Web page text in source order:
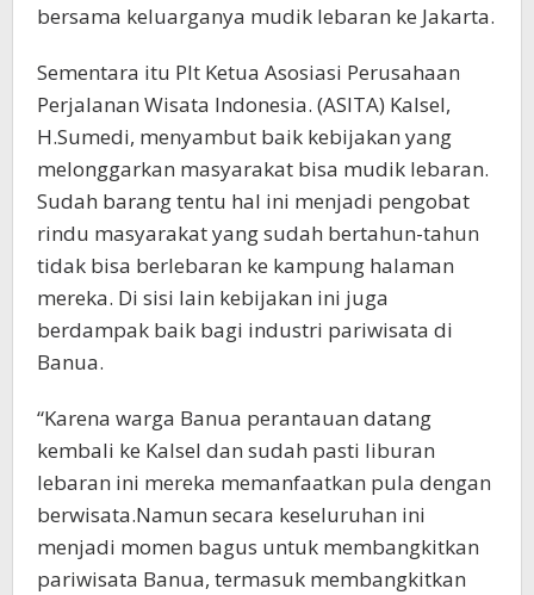
bersama keluarganya mudik lebaran ke Jakarta.
Sementara itu Plt Ketua Asosiasi Perusahaan
Perjalanan Wisata Indonesia. (ASITA) Kalsel,
H.Sumedi, menyambut baik kebijakan yang
melonggarkan masyarakat bisa mudik lebaran.
Sudah barang tentu hal ini menjadi pengobat
rindu masyarakat yang sudah bertahun-tahun
tidak bisa berlebaran ke kampung halaman
mereka. Di sisi lain kebijakan ini juga
berdampak baik bagi industri pariwisata di
Banua.
“Karena warga Banua perantauan datang
kembali ke Kalsel dan sudah pasti liburan
lebaran ini mereka memanfaatkan pula dengan
berwisata.Namun secara keseluruhan ini
menjadi momen bagus untuk membangkitkan
pariwisata Banua, termasuk membangkitkan